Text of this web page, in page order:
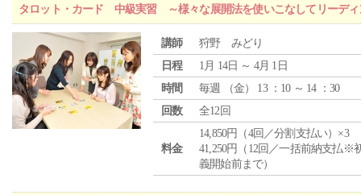
タロット・カード 中級実習 ～様々な展開法を使いこなしてリーディ
講師
狩野 みどり
日程
1月 14日 ～ 4月 1日
時間
毎週 （金） 13 ：10 ～ 14 ：30
回数
全12回
料金
14,850円（4回／分割支払い）×3
41,250円（12回／一括前納支払※
義開始前まで）